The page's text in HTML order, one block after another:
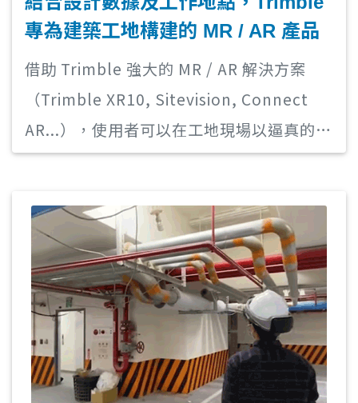
專為建築工地構建的 MR / AR 產品
借助 Trimble 強大的 MR / AR 解決方案
（Trimble XR10, Sitevision, Connect
AR...），使用者可以在工地現場以逼真的比
例在現場可視化 2D / 3D 設計數據並與之交
改變傳統施工和檢查等日常工作模式。 例
如：利用 MR / AR 裝置在現場拍照、記錄測
量結果並做註記、線上創建任務並將其分配
給團隊成員，通過將模型套合到真實環境，
使現場工作人員能夠做出更明智的決策。